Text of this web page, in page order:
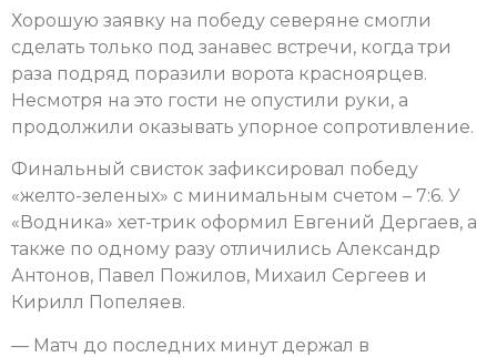
Хорошую заявку на победу северяне смогли
сделать только под занавес встречи, когда три
раза подряд поразили ворота красноярцев.
Несмотря на это гости не опустили руки, а
продолжили оказывать упорное сопротивление.
Финальный свисток зафиксировал победу
«желто-зеленых» с минимальным счетом – 7:6. У
«Водника» хет-трик оформил Евгений Дергаев, а
также по одному разу отличились Александр
Антонов, Павел Пожилов, Михаил Сергеев и
Кирилл Попеляев.
— Матч до последних минут держал в